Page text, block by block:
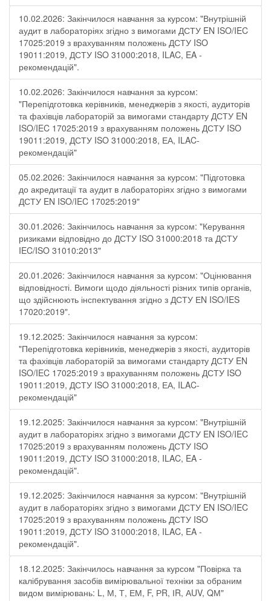
10.02.2026: Закінчилося навчання за курсом: "Внутрішній
аудит в лабораторіях згідно з вимогами ДСТУ EN ISO/IEC
17025:2019 з врахуванням положень ДСТУ ISO
19011:2019, ДСТУ ISO 31000:2018, ILAC, EA -
рекомендацій".
10.02.2026: Закінчилося навчання за курсом:
"Перепідготовка керівників, менеджерів з якості, аудиторів
та фахівців лабораторій за вимогами стандарту ДСТУ EN
ISO/IEC 17025:2019 з врахуванням положень ДСТУ ISO
19011:2019, ДСТУ ISO 31000:2018, ЕА, ILAC-
рекомендацій"
05.02.2026: Закінчилося навчання за курсом: "Підготовка
до акредитації та аудит в лабораторіях згідно з вимогами
ДСТУ EN ISO/IEC 17025:2019"
30.01.2026: Закінчилось навчання за курсом: "Керування
ризиками відповідно до ДСТУ ISO 31000:2018 та ДСТУ
IEC/ISO 31010:2013"
20.01.2026: Закінчилося навчання за курсом: "Оцінювання
відповідності. Вимоги щодо діяльності різних типів органів,
що здійснюють інспектування згідно з ДСТУ ЕN ISO/IES
17020:2019".
19.12.2025: Закінчилося навчання за курсом:
"Перепідготовка керівників, менеджерів з якості, аудиторів
та фахівців лабораторій за вимогами стандарту ДСТУ EN
ISO/IEC 17025:2019 з врахуванням положень ДСТУ ISO
19011:2019, ДСТУ ISO 31000:2018, ЕА, ILAC-
рекомендацій"
19.12.2025: Закінчилося навчання за курсом: "Внутрішній
аудит в лабораторіях згідно з вимогами ДСТУ EN ISO/IEC
17025:2019 з врахуванням положень ДСТУ ISO
19011:2019, ДСТУ ISO 31000:2018, ILAC, EA -
рекомендацій".
19.12.2025: Закінчилося навчання за курсом: "Внутрішній
аудит в лабораторіях згідно з вимогами ДСТУ EN ISO/IEC
17025:2019 з врахуванням положень ДСТУ ISO
19011:2019, ДСТУ ISO 31000:2018, ILAC, EA -
рекомендацій".
18.12.2025: Закінчилось навчання за курсом "Повірка та
калібрування засобів вимірювальної техніки за обраним
видом вимірювань: L, М, Т, ЕМ, F, РR, ІR, АUV, QМ"